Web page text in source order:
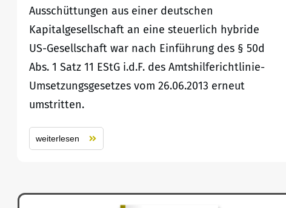
Ausschüttungen aus einer deutschen
Kapitalgesellschaft an eine steuerlich hybride
US-Gesellschaft war nach Einführung des § 50d
Abs. 1 Satz 11 EStG i.d.F. des Amtshilferichtlinie-
Umsetzungsgesetzes vom 26.06.2013 erneut
umstritten.
weiterlesen